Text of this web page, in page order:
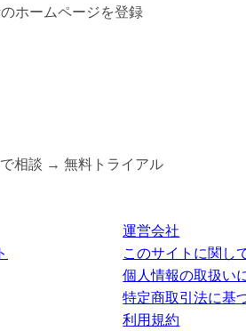
ホームページを登録
相談 → 無料トライアル
運営会社
このサイトに関し
個人情報の取扱い
特定商取引法に基
利用規約